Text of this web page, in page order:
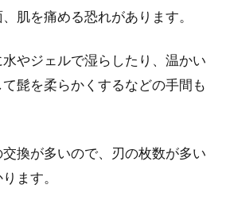
て「肌に優しく安全」と言われています。しか
し、正しいや...
髭が好きな女性は2割程度！？髭に
惹かれる少数派女性の心理
肌を痛める恐れがあります。
やジェルで湿らしたり、温かい
髭を柔らかくするなどの手間も
換が多いので、刃の枚数が多い
ます。